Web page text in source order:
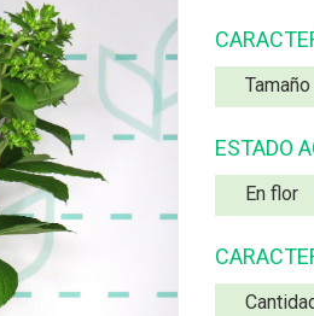
Tamaño
ESTADO
En flor